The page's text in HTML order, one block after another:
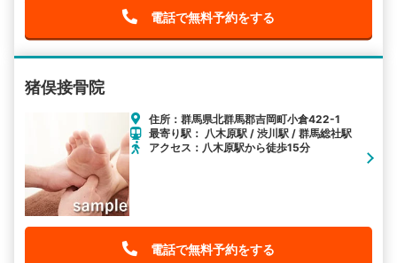
電話で無料予約をする
猪俣接骨院
住所：群馬県北群馬郡吉岡町小倉422-1
最寄り駅： 八木原駅 / 渋川駅 / 群馬総社駅
アクセス：八木原駅から徒歩15分
電話で無料予約をする